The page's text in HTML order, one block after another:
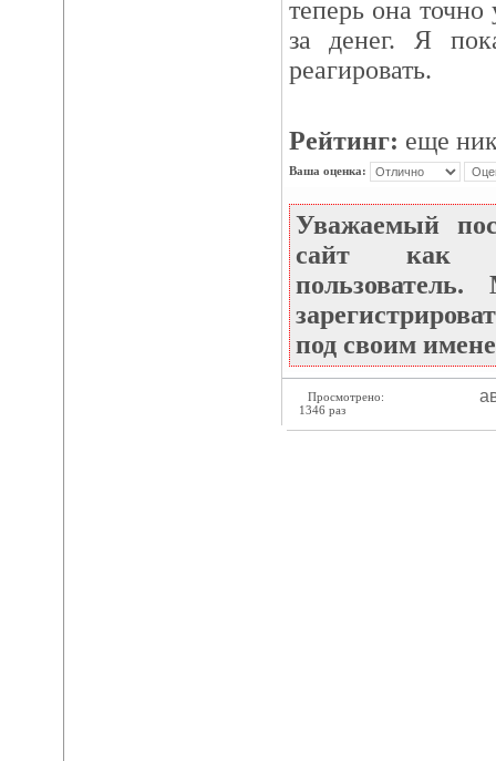
теперь она точно
за денег. Я
реагировать.
Рейтинг: еще
Ваша оценка:
Уважаемый
сайт как
под своим
Просмотрено:
1346 раз